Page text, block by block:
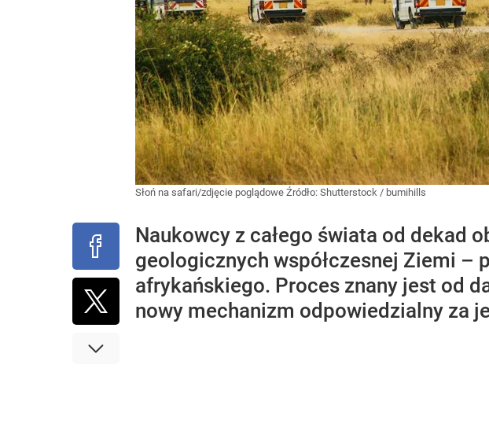
Słoń na safari/zdjęcie poglądowe Źródło: Shutterstock / bumihills
Naukowcy z całego świata od dekad
geologicznych współczesnej Ziemi –
afrykańskiego. Proces znany jest od
nowy mechanizm odpowiedzialny za